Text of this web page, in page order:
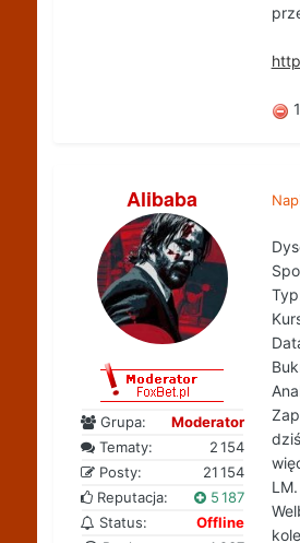
Alibaba
Grupa:
Moderator
Tematy:
2 154
Posty:
21 154
Reputacja:
5 187
Status:
Offline